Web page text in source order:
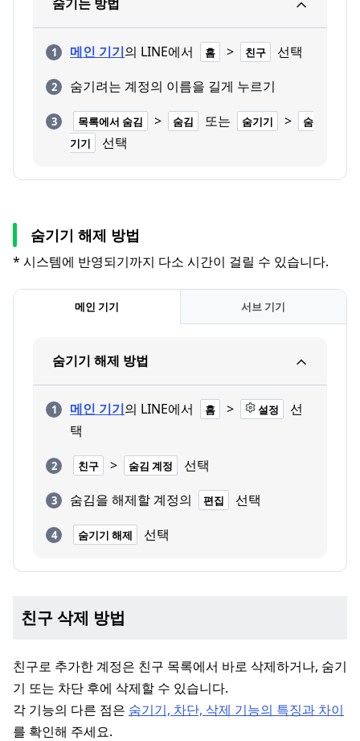
메인 기기의 LINE에서 홈 > 친구
선택
숨기려는 계정의 이름을 길게 누르기
목록에서 숨김 > 숨김 또는 숨기기 >
숨
기기
선택
숨기기 해제 방법
* 시스템에 반영되기까지 다소 시간이 걸릴 수 있습니다.
메인 기기 서브 기기
숨기기 해제 방법
메인 기기의 LINE에서 홈 > 설정
선
택
친구 > 숨김 계정
선택
숨김을 해제할 계정의
편집 선택
숨기기 해제 선택
친구 삭제 방법
친구로 추가한 계정은 친구 목록에서 바로 삭제하거나, 숨기
기 또는 차단 후에 삭제할 수 있습니다.
각 기능의 다른 점은 숨기기, 차단, 삭제 기능의 특징과 차이
를 확인해 주세요.